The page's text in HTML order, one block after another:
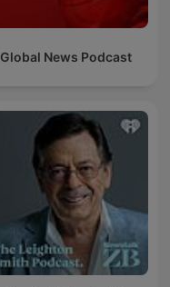
Global News Podcast